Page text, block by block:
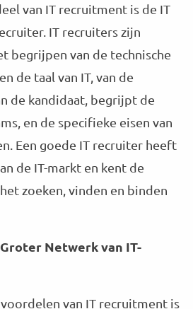
van IT recruitment is de IT
IT recruiters zijn
begrijpen van de technische
de taal van IT, van de
de kandidaat, begrijpt de
en de specifieke eisen van
Een goede IT recruiter heeft
de IT-markt en kent de
zoeken, vinden en binden
Netwerk van IT-
van IT recruitment is